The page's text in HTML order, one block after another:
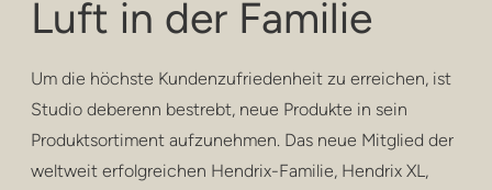
privatsphäre
barhocker
Luft in der Familie
Um die höchste Kundenzufriedenheit zu erreichen, ist
Studio deberenn bestrebt, neue Produkte in sein
Produktsortiment aufzunehmen. Das neue Mitglied der
weltweit erfolgreichen Hendrix-Familie, Hendrix XL,